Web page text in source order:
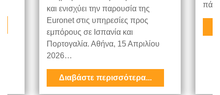
και ενισχύει την παρουσία της
Euronet στις υπηρεσίες προς
εμπόρους σε Ισπανία και
Πορτογαλία. Αθήνα, 15 Απριλίου
2026…
Διαβάστε περισσότερα...